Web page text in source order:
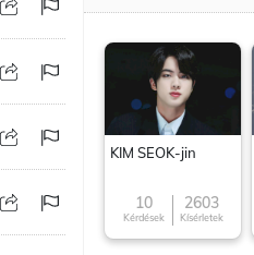
KIM SEOK-jin
10
Kérdések
2603
Kísérletek